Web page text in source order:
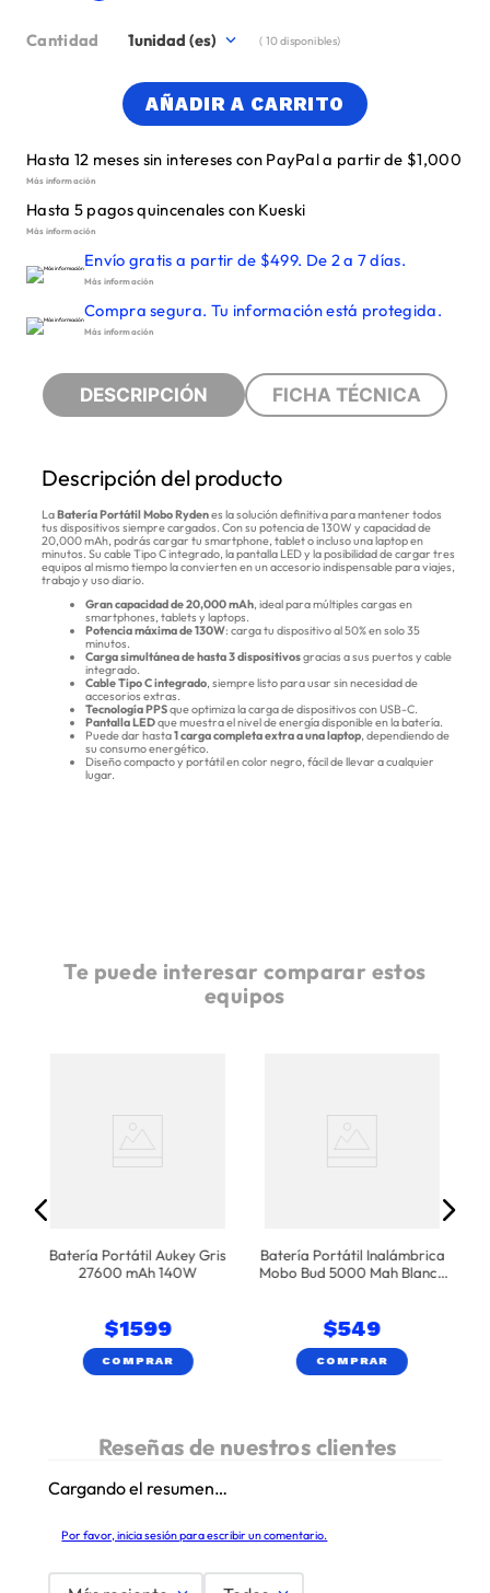
Cantidad 1 ( 10disponibles)
AÑADIR A CARRITO
Hasta 12 meses sin intereses con PayPal a partir de $1,000
Más información
Hasta 5 pagos quincenales con Kueski
Más información
Envío gratis a partir de $499. De 2 a 7 días.
Más información
Compra segura. Tu información está protegida.
Más información
DESCRIPCIÓN FICHA TÉCNICA
Descripción del producto
LaBatería Portátil Mobo Rydenes la solución definitiva para mantener todos
tus dispositivos siempre cargados. Con su potencia de 130W y capacidad de
20,000 mAh, podrás cargar tu smartphone, tablet o incluso una laptop en
minutos. Su cable Tipo C integrado, la pantalla LED y la posibilidad de cargar tres
equipos al mismo tiempo la convierten en un accesorio indispensable para viajes,
trabajo y uso diario.
Gran capacidad de 20,000 mAh, ideal para múltiples cargas en
smartphones, tablets y laptops.
Potencia máxima de 130W: carga tu dispositivo al 50% en solo 35
minutos.
Carga simultánea de hasta 3 dispositivosgracias a sus puertos y cable
integrado.
Cable Tipo C integrado, siempre listo para usar sin necesidad de
accesorios extras.
Tecnología PPSque optimiza la carga de dispositivos con USB-C.
Pantalla LEDque muestra el nivel de energía disponible en la batería.
Puede dar hasta1 carga completa extra a una laptop, dependiendo de
su consumo energético.
Diseño compacto y portátil en color negro, fácil de llevar a cualquier
lugar.
Te puede interesar comparar estos
equipos
Batería Portátil Aukey Gris
27600 mAh 140W
$1599
COMPRAR
Batería Portátil Inalámbrica
Mobo Bud 5000 Mah Blanco
$549
COMPRAR
Cargando el resumen…
Por favor, inicia sesión para escribir un comentario.